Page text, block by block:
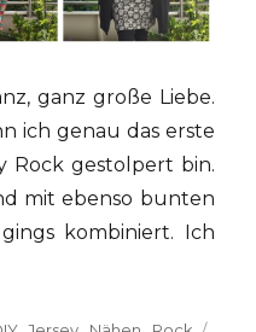
ganz große Liebe.
ich genau das erste
Rock gestolpert bin.
mit ebenso bunten
kombiniert. Ich